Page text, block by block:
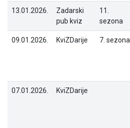
13.01.2026.
Zadarski
pub kviz
11.
sezona
09.01.2026. KviZDarije 7. sezona
07.01.2026. KviZDarije